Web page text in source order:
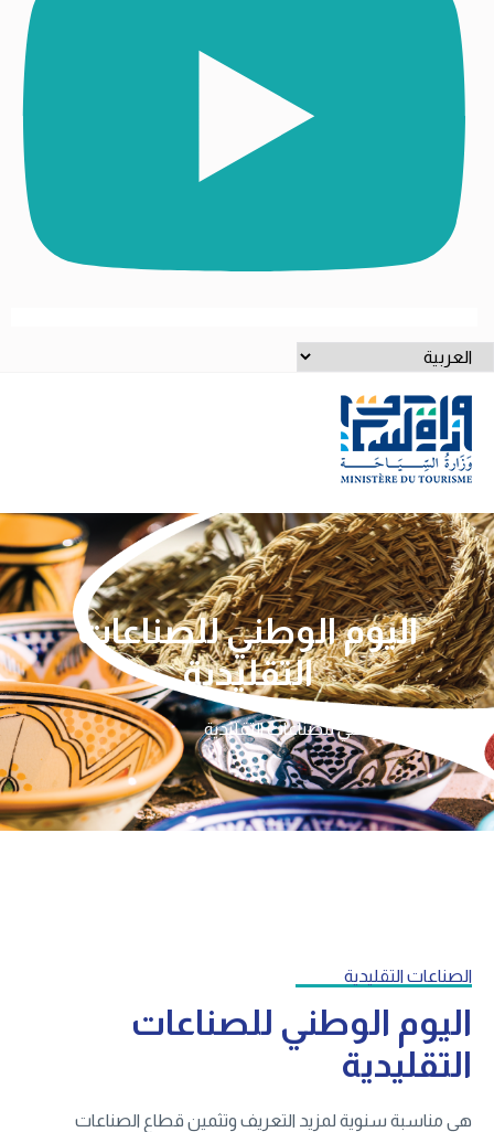
اختر
اليوم الوطني للصناعات
التقليدية
اليوم الوطني للصناعات التقليدية
الصناعات التقليدية
اليوم الوطني للصناعات
التقليدية
هي مناسبة سنوية لمزيد التعريف وتثمين قطاع الصناعات